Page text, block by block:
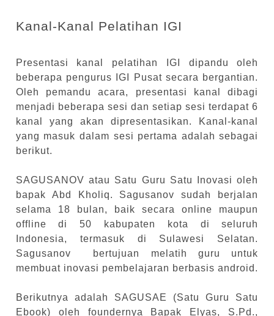
Kanal-Kanal Pelatihan IGI
Presentasi kanal pelatihan IGI dipandu oleh
beberapa pengurus IGI Pusat secara bergantian.
Oleh pemandu acara, presentasi kanal dibagi
menjadi beberapa sesi dan setiap sesi terdapat 6
kanal yang akan dipresentasikan. Kanal-kanal
yang masuk dalam sesi pertama adalah sebagai
berikut.
SAGUSANOV atau Satu Guru Satu Inovasi oleh
bapak Abd Kholiq. Sagusanov sudah berjalan
selama 18 bulan, baik secara online maupun
offline di 50 kabupaten kota di seluruh
Indonesia, termasuk di Sulawesi Selatan.
Sagusanov bertujuan melatih guru untuk
membuat inovasi pembelajaran berbasis android.
Berikutnya adalah SAGUSAE (Satu Guru Satu
Ebook) oleh foundernya Bapak Elyas, S.Pd.,